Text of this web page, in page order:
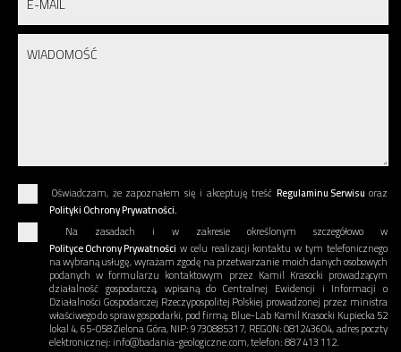
Oświadczam, że zapoznałem się i akceptuję treść Regulaminu Serwisu oraz
Polityki Ochrony Prywatności.
Na zasadach i w zakresie określonym szczegółowo w
Polityce Ochrony Prywatności w celu realizacji kontaktu w tym telefonicznego
na wybraną usługę, wyrażam zgodę na przetwarzanie moich danych osobowych
podanych w formularzu kontaktowym przez Kamil Krasocki prowadzącym
działalność gospodarczą, wpisaną do Centralnej Ewidencji i Informacji o
Działalności Gospodarczej Rzeczypospolitej Polskiej prowadzonej przez ministra
właściwego do spraw gospodarki, pod firmą: Blue-Lab Kamil Krasocki Kupiecka 52
lokal 4, 65-058 Zielona Góra, NIP: 9730885317, REGON: 081243604, adres poczty
elektronicznej: info@badania-geologiczne.com, telefon: 887 413 112.